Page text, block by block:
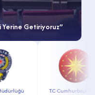
Yerine Getiriyoruz”
T.C